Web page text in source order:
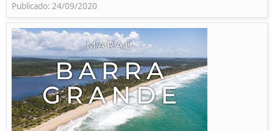
Publicado: 24/09/2020